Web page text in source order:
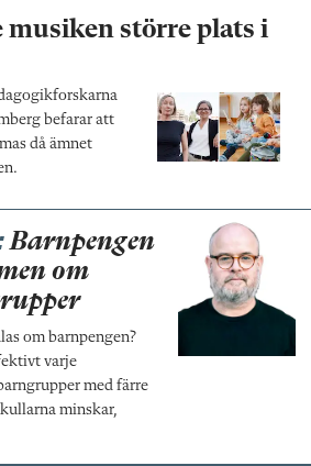
musiken större plats i
befarar att
då ämnet
Barnpengen
om
om barnpengen?
varje
med färre
minskar,